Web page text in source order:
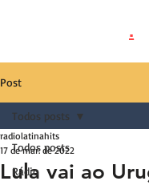
.
Post
Todos posts
Rádio
Todos posts
Lula vai ao
radiolatinahits
17 de mar. de 2022